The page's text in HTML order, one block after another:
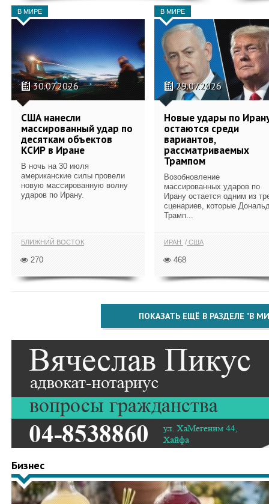
В МИРЕ
30.07.2026
США нанесли
массированный удар по
десяткам объектов
КСИР в Иране
В ночь на 30 июля
американские силы провели
новую массированную волну
ударов по Ирану.
БЛИЖНИЙ ВОСТОК
270
В МИРЕ
29.07.2026
Новые удары по
остаются среди
вариантов,
рассматриваемых
Трампом
Возобновление
массированных ударов по
Ирану остается одним из
сценариев, которые
Трамп...
ИРАН США
468
ПОКАЗАТЬ ЕЩЁ В РАЗДЕЛЕ "В
Бизнес